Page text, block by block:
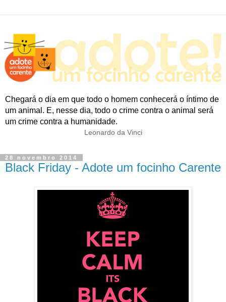
Chegará o dia em que todo o homem conhecerá o íntimo de
um animal. E, nesse dia, todo o crime contra o animal será
um crime contra a humanidade.
Leonardo da Vinci
28 novembro 2014
Black Friday - Adote um focinho Carente